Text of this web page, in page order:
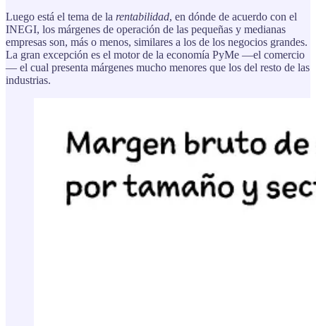
Luego está el tema de la rentabilidad, en dónde de acuerdo con el
INEGI, los márgenes de operación de las pequeñas y medianas
empresas son, más o menos, similares a los de los negocios grandes.
La gran excepción es el motor de la economía PyMe —el comercio
— el cual presenta márgenes mucho menores que los del resto de las
industrias.